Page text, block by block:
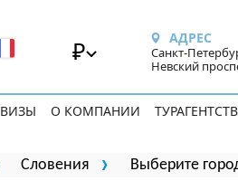
₽ АДРЕС
Санкт-
Невский
ВИЗЫ О КОМПАНИИ
Словения Выберите